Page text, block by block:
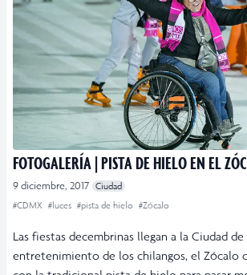
FOTOGALERÍA | PISTA DE HIELO EN EL
9 diciembre, 2017 Ciudad
#CDMX #luces #pista de hielo #Zócalo
Las fiestas decembrinas llegan a la Ciudad
entretenimiento de los chilangos, el Zócalo